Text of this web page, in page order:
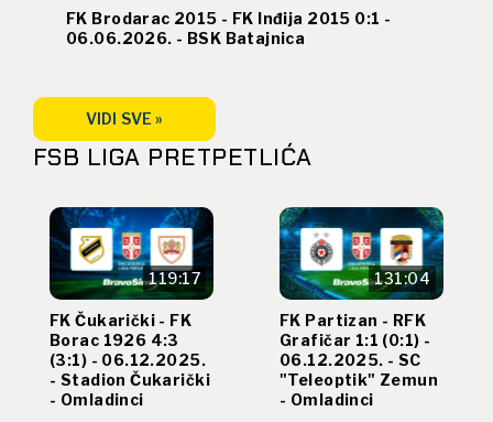
FK Brodarac 2015 - FK Inđija 2015 0:1 -
06.06.2026. - BSK Batajnica
VIDI SVE »
FSB LIGA PRETPETLIĆA
119:17
FK Čukarički - FK
Borac 1926 4:3
(3:1) - 06.12.2025.
- Stadion Čukarički
- Omladinci
131:04
FK Partizan - RFK
Grafičar 1:1 (0:1) -
06.12.2025. - SC
"Teleoptik" Zemun
- Omladinci